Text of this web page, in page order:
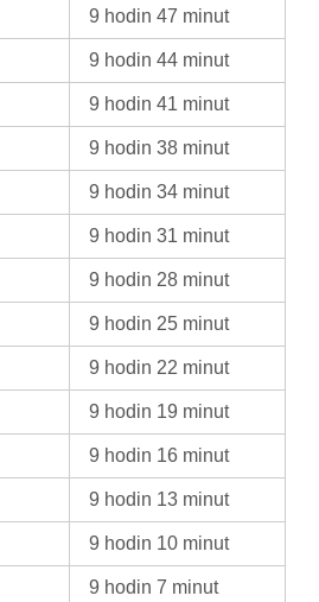
9 hodin 47 minut
9 hodin 44 minut
9 hodin 41 minut
9 hodin 38 minut
9 hodin 34 minut
9 hodin 31 minut
9 hodin 28 minut
9 hodin 25 minut
9 hodin 22 minut
9 hodin 19 minut
9 hodin 16 minut
9 hodin 13 minut
9 hodin 10 minut
9 hodin 7 minut